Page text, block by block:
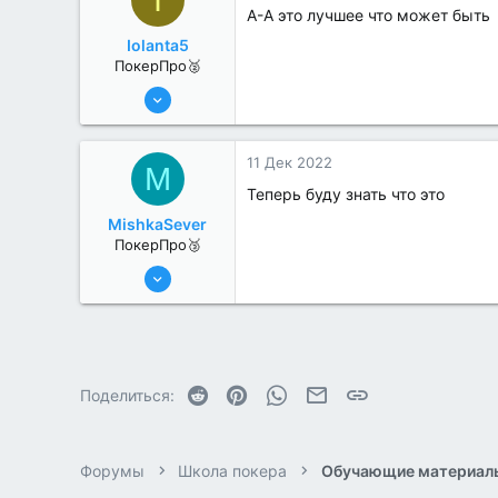
Iolanta5
ПокерПро🥈
13 Июн 2022
1
А-А это лучшее что может быть
M
MishkaSever
ПокерПро🥉
17 Авг 2022
11 Дек 2022
Теперь буду знать что это
Поделиться: Reddit PinterestWhatsAppЭлектронная почта
Форумы Школа покера Обучающие